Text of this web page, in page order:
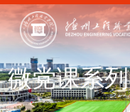
微党课系列